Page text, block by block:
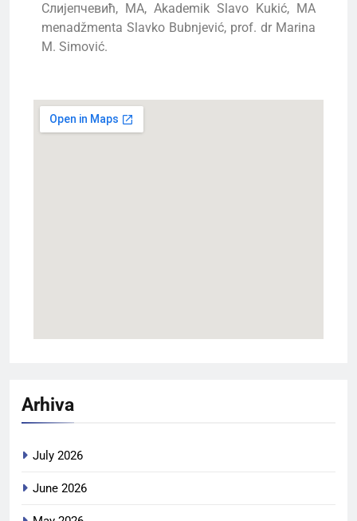
Слијепчевић, МА, Akademik Slavo Kukić, MA
menadžmenta Slavko Bubnjević, prof. dr Marina
M. Simović.
Arhiva
July 2026
June 2026